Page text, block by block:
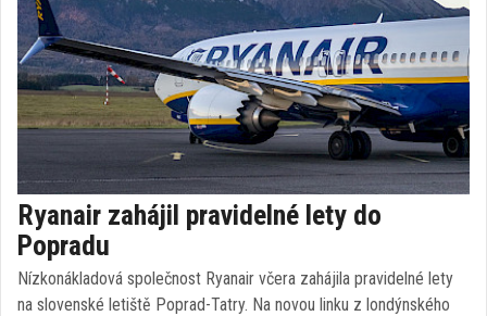
Ryanair zahájil pravidelné lety do
Popradu
Nízkonákladová společnost Ryanair včera zahájila pravidelné lety
na slovenské letiště Poprad-Tatry. Na novou linku z londýnského